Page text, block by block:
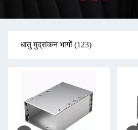
धातु मुद्रांकन भागों (123)